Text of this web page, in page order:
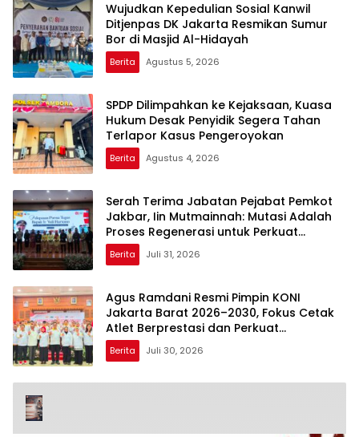
Wujudkan Kepedulian Sosial Kanwil
Ditjenpas DK Jakarta Resmikan Sumur
Bor di Masjid Al-Hidayah
Berita Agustus 5, 2026
SPDP Dilimpahkan ke Kejaksaan, Kuasa
Hukum Desak Penyidik Segera Tahan
Terlapor Kasus Pengeroyokan
Berita Agustus 4, 2026
Serah Terima Jabatan Pejabat Pemkot
Jakbar, Iin Mutmainnah: Mutasi Adalah
Proses Regenerasi untuk Perkuat
Pelayanan Publik
Berita Juli 31, 2026
Agus Ramdani Resmi Pimpin KONI
Jakarta Barat 2026–2030, Fokus Cetak
Atlet Berprestasi dan Perkuat
Pembinaan
Berita Juli 30, 2026